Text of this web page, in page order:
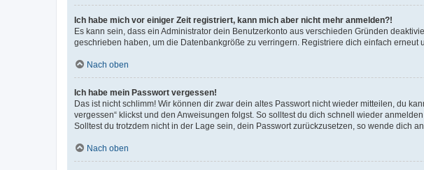
Ich habe mich vor einiger Zeit registriert, kann mich aber nicht mehr anmelden?!
Es kann sein, dass ein Administrator dein Benutzerkonto aus verschieden Gründen
geschrieben haben, um die Datenbankgröße zu verringern. Registriere dich einfach erneut
Nach oben
Ich habe mein Passwort vergessen!
Das ist nicht schlimm! Wir können dir zwar dein altes Passwort nicht wieder mitteilen, du
vergessen“ klickst und den Anweisungen folgst. So solltest du dich schnell wieder anmelden
Solltest du trotzdem nicht in der Lage sein, dein Passwort zurückzusetzen, so wende dich
Nach oben